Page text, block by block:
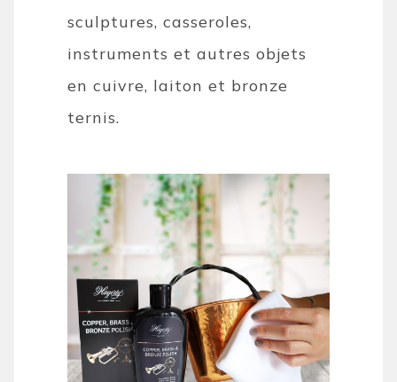
sculptures, casseroles,
instruments et autres objets
en cuivre, laiton et bronze
ternis.